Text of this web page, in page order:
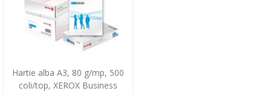
Hartie alba A3, 80 g/mp, 500
coli/top, XEROX Business